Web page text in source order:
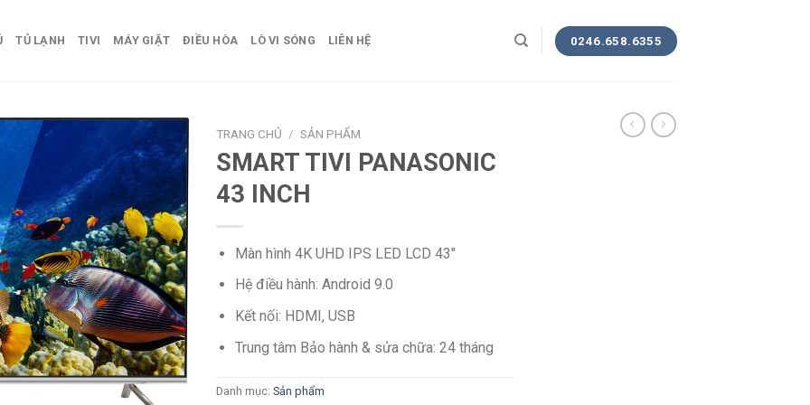
TỦ LẠNH TIVI MÁY GIẶT ĐIỀU HÒA LÒ VI SÓNG LIÊN HỆ 0246.658.6355
TRANG CHỦ / SẢN PHẨM
SMART TIVI PANASONIC
43 INCH
Màn hình 4K UHD IPS LED LCD 43″
Hệ điều hành: Android 9.0
Kết nối: HDMI, USB
Trung tâm Bảo hành & sửa chữa: 24 tháng
Danh mục: Sản phẩm